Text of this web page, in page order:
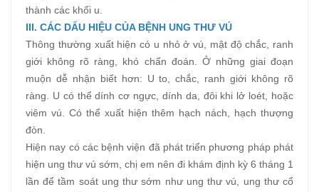
thành các khối u.
III. CÁC DẤU HIỆU CỦA BỆNH UNG THƯ VÚ
Thông thường xuất hiện có u nhỏ ở vú, mật độ chắc, ranh
giới không rõ ràng, khó chẩn đoán. Ở những giai đoạn
muộn dễ nhận biết hơn: U to, chắc, ranh giới không rõ
ràng. U có thể dính cơ ngực, dính da, đôi khi lở loét, hoặc
viêm vú. Có thể xuất hiện thêm hạch nách, hạch thượng
đòn.
Hiện nay có các bệnh viện đã phát triển phương pháp phát
hiện ung thư vú sớm, chị em nên đi khám định kỳ 6 tháng 1
lần để tầm soát ung thư sớm như ung thư vú, ung thư cổ